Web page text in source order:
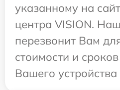
указанному на
центра VISION.
перезвонит Вам
стоимости и
Вашего устройства